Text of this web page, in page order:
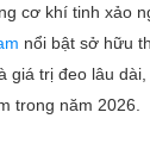
cơ khí tinh xảo
nổi bật sở hữu
giá trị đeo lâu
trong năm 2026.